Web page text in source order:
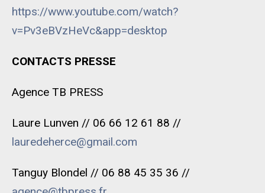
https://www.youtube.com/watch?
v=Pv3eBVzHeVc&app=desktop
CONTACTS PRESSE
Agence TB PRESS
Laure Lunven // 06 66 12 61 88 //
lauredeherce@gmail.com
Tanguy Blondel // 06 88 45 35 36 //